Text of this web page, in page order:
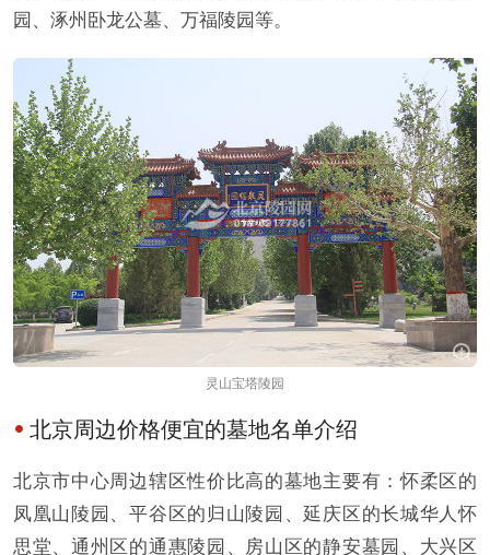
园、涿州卧龙公墓、万福陵园等。
灵山宝塔陵园
北京周边价格便宜的墓地名单介绍
北京市中心周边辖区性价比高的墓地主要有：怀柔区的
凤凰山陵园、平谷区的归山陵园、延庆区的长城华人怀
思堂、通州区的通惠陵园、房山区的静安墓园、大兴区